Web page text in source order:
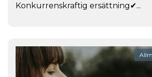
Konkurrenskraftig ersättning✔...